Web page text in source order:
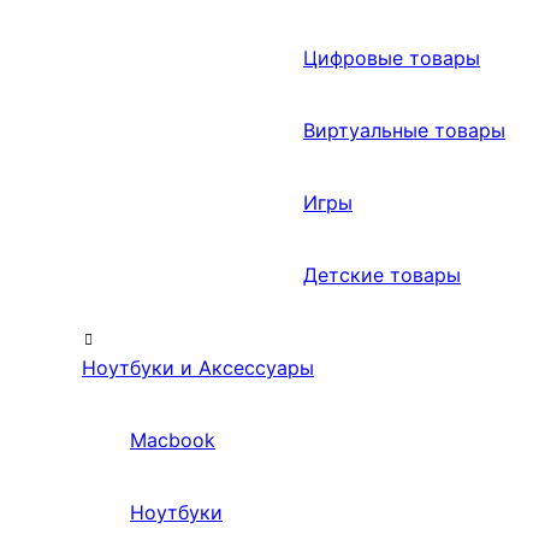
Цифровые товары
Виртуальные товары
Игры
Детские товары
Ноутбуки и Аксессуары
Macbook
Ноутбуки